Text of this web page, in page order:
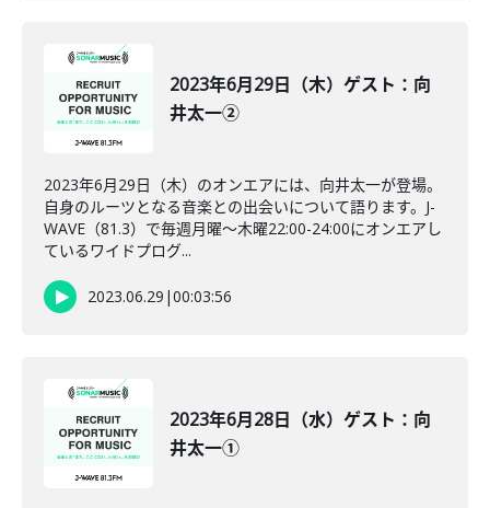
2023年6月29日（木）ゲスト：向
井太一②
2023年6月29日（木）のオンエアには、向井太一が登場。
自身のルーツとなる音楽との出会いについて語ります。J-
WAVE（81.3）で毎週月曜～木曜22:00-24:00にオンエアし
ているワイドプログ...
2023.06.29 |00:03:56
2023年6月28日（水）ゲスト：向
井太一①